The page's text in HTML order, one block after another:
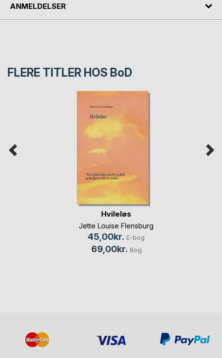
ANMELDELSER
FLERE TITLER HOS BoD
Hvileløs
Jette Louise Flensburg
45,00kr. E-bog
69,00kr. Bog